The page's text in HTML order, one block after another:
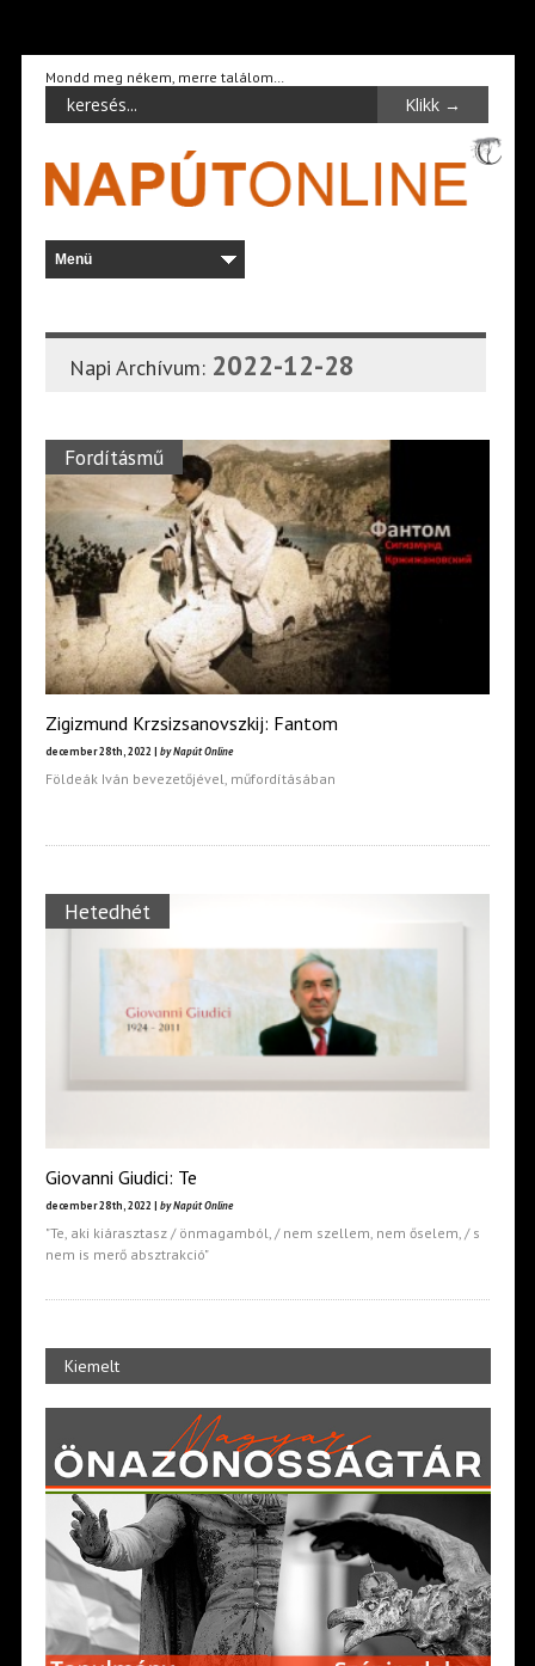
Mondd meg nékem, merre találom…
Napi Archívum: 2022-12-28
Fordításmű
Zigizmund Krzsizsanovszkij: Fantom
december 28th, 2022 | by Napút Online
Földeák Iván bevezetőjével, műfordításában
Hetedhét
Giovanni Giudici: Te
december 28th, 2022 | by Napút Online
"Te, aki kiárasztasz / önmagamból, / nem szellem, nem őselem, / s
nem is merő absztrakció"
Kiemelt